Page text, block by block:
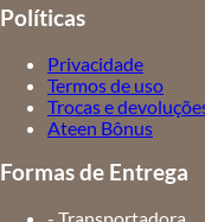
Políticas
Privacidade
Termos de uso
Trocas e
Ateen Bônus
Formas de Entrega